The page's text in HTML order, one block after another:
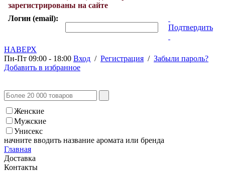
зарегистрированы на сайте
Логин (email):
Подтвердить
НАВЕРХ
Пн-Пт 09:00 - 18:00 Вход / Регистрация / Забыли пароль?
Добавить в избранное
Женские
Мужские
Унисекс
начните вводить название аромата или бренда
Главная
Доставка
Контакты